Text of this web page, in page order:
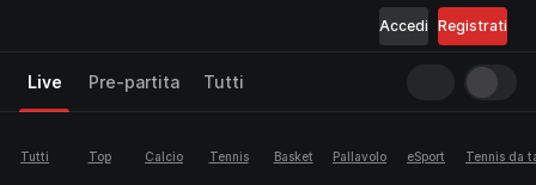
Registrati
Accedi
Live Pre-partita Tutti
Tutti Top Calcio Tennis Basket Pallavolo eSport Tennis da